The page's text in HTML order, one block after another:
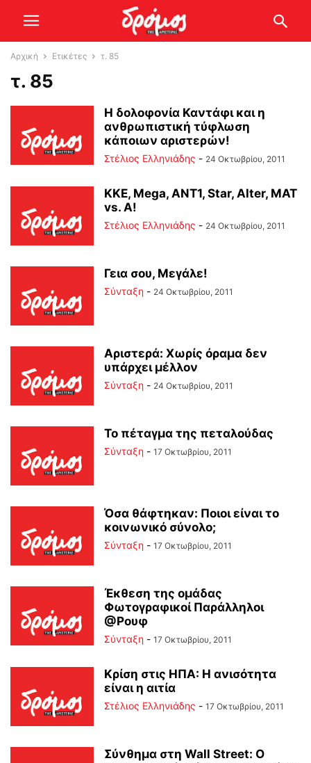
Αρχική Ετικέτες τ. 85
τ. 85
Η δολοφονία Καντάφι και η
ανθρωπιστική τύφλωση
κάποιων αριστερών!
Στέλιος Ελληνιάδης - 24 Οκτωβρίου, 2011
ΚΚΕ, Mega, ANT1, Star, Alter, MAT
vs. A!
Στέλιος Ελληνιάδης - 24 Οκτωβρίου, 2011
Γεια σου, Μεγάλε!
Σύνταξη - 24 Οκτωβρίου, 2011
Αριστερά: Χωρίς όραμα δεν
υπάρχει μέλλον
Σύνταξη - 24 Οκτωβρίου, 2011
Το πέταγμα της πεταλούδας
Σύνταξη - 17 Οκτωβρίου, 2011
Όσα θάφτηκαν: Ποιοι είναι το
κοινωνικό σύνολο;
Σύνταξη - 17 Οκτωβρίου, 2011
Έκθεση της ομάδας
Φωτογραφικοί Παράλληλοι
@Ρουφ
Σύνταξη - 17 Οκτωβρίου, 2011
Κρίση στις ΗΠΑ: Η ανισότητα
είναι η αιτία
Στέλιος Ελληνιάδης - 17 Οκτωβρίου, 2011
Σύνθημα στη Wall Street: Ο